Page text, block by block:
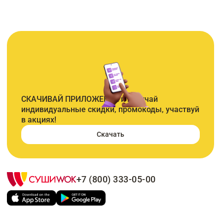
СКАЧИВАЙ ПРИЛОЖЕНИЕ и получай
индивидуальные скидки, промокоды, участвуй
в акциях!
Скачать
+7 (800) 333-05-00